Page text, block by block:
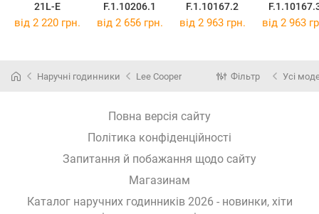
21L-E
F.1.10206.1
F.1.10167.2
від 2 220 грн. від 2 656 грн. від 2 963 грн. від 2 963
Наручні годинники Lee Cooper Фільтр Усі
Повна версія сайту
Політика конфіденційності
Запитання й побажання щодо сайту
Магазинам
Каталог наручних годинників 2026 - новинки, хіти